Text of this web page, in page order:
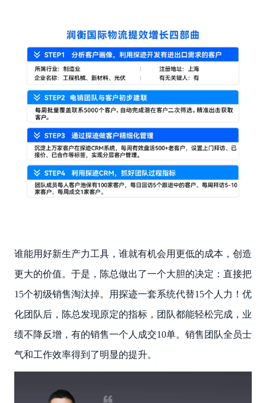
谁能用好新生产力工具，谁就有机会用更低的成本，创造
更大的价值。于是，陈总做出了一个大胆的决定：直接把
15个初级销售淘汰掉。用探迹一套系统代替15个人力！优
化团队后，陈总发现原定的指标，团队都能轻松完成，业
绩不降反增，有的销售一个人成交10单。销售团队全员士
气和工作效率得到了明显的提升。